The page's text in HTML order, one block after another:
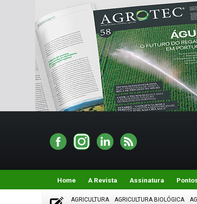
Home A Revista Assinatura
AGRICULTURA AGRICULTURA BIOLÓGICA